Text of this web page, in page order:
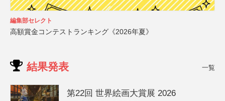
編集部セレクト
高額賞金コンテストランキング《2026年夏》
結果発表 一覧
第22回 世界絵画大賞展 2026